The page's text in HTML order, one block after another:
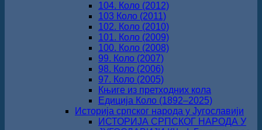
104. Коло (2012)
103 Коло (2011)
102. Коло (2010)
101. Коло (2009)
100. Коло (2008)
99. Коло (2007)
98. Коло (2006)
97. Коло (2005)
Књиге из претходних кола
Едиција Коло (1892‒2025)
Историја српског народа у Југославији
ИСТОРИЈА СРПСКОГ НАРОДА У